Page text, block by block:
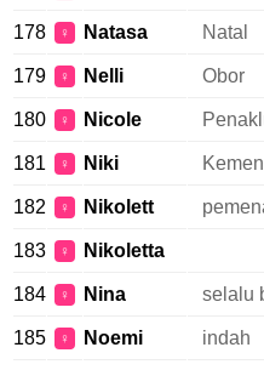
178 ♀ Natasa Natal
179 ♀ Nelli Obor
180 ♀ Nicole
181 ♀ Niki
182 ♀ Nikolett
183 ♀ Nikoletta
184 ♀ Nina selalu
185 ♀ Noemi indah